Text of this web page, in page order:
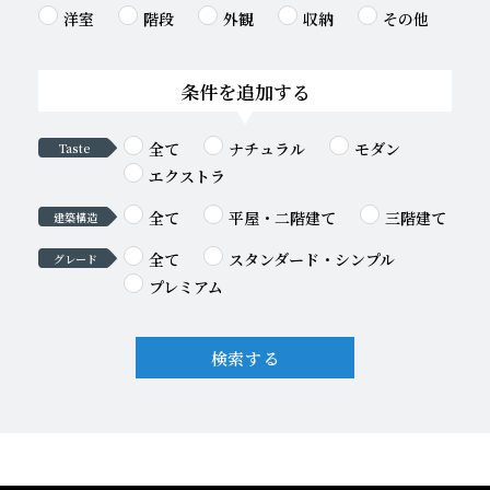
洋室 階段 外観 収納 その他
条件を追加する
Taste 全て ナチュラル
モダン
エクストラ
建築構造 全て 平屋・二階建て 三階建て
グレード 全て
スタンダード・シンプル
プレミアム
検索する